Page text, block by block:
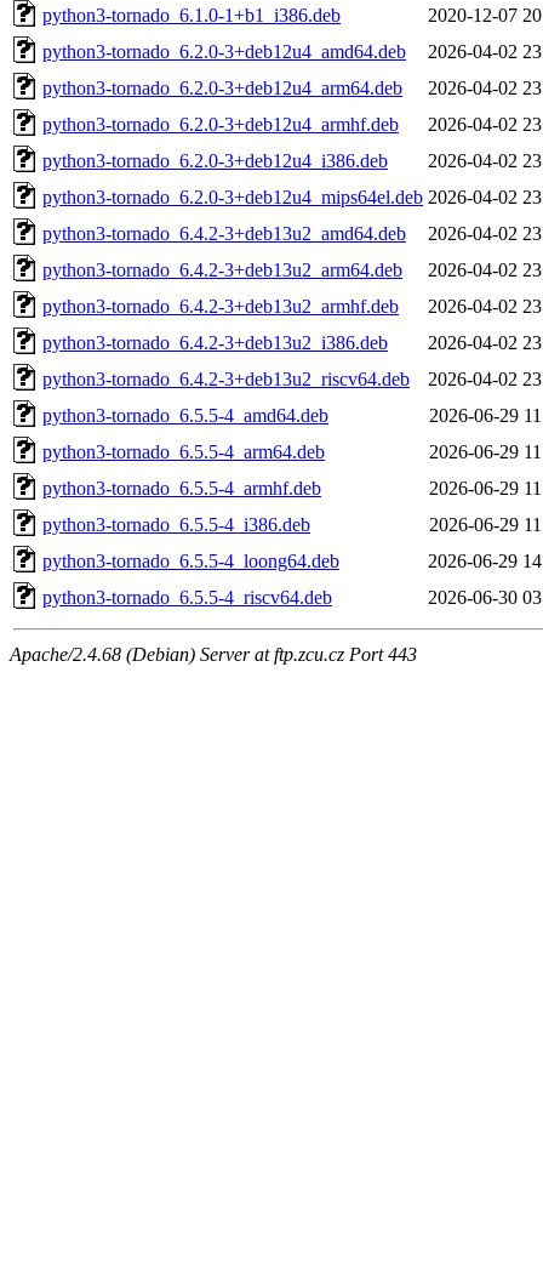
python3-tornado_6.1.0-1+b1_i386.deb
2020-12-07
python3-tornado_6.2.0-3+deb12u4_amd64.deb
2026-04-02
python3-tornado_6.2.0-3+deb12u4_arm64.deb
2026-04-02
python3-tornado_6.2.0-3+deb12u4_armhf.deb
2026-04-02
python3-tornado_6.2.0-3+deb12u4_i386.deb
2026-04-02
python3-tornado_6.2.0-3+deb12u4_mips64el.deb 2026-04-02
python3-tornado_6.4.2-3+deb13u2_amd64.deb
2026-04-02
python3-tornado_6.4.2-3+deb13u2_arm64.deb
2026-04-02
python3-tornado_6.4.2-3+deb13u2_armhf.deb
2026-04-02
python3-tornado_6.4.2-3+deb13u2_i386.deb
2026-04-02
python3-tornado_6.4.2-3+deb13u2_riscv64.deb
2026-04-02
python3-tornado_6.5.5-4_amd64.deb
2026-06-29
python3-tornado_6.5.5-4_arm64.deb
2026-06-29
python3-tornado_6.5.5-4_armhf.deb
2026-06-29
python3-tornado_6.5.5-4_i386.deb
2026-06-29
python3-tornado_6.5.5-4_loong64.deb
2026-06-29
python3-tornado_6.5.5-4_riscv64.deb
2026-06-30
Apache/2.4.68 (Debian) Server at ftp.zcu.cz Port 443